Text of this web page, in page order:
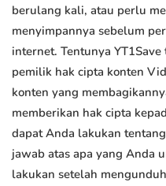
berulang kali, atau perlu
menyimpannya sebelum
internet. Tentunya
pemilik hak cipta konten
konten yang
memberikan hak cipta
dapat Anda lakukan
jawab atas apa yang Anda
lakukan setelah